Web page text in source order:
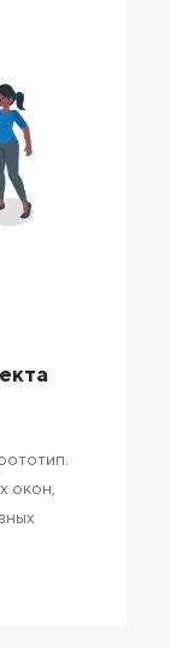
окон,